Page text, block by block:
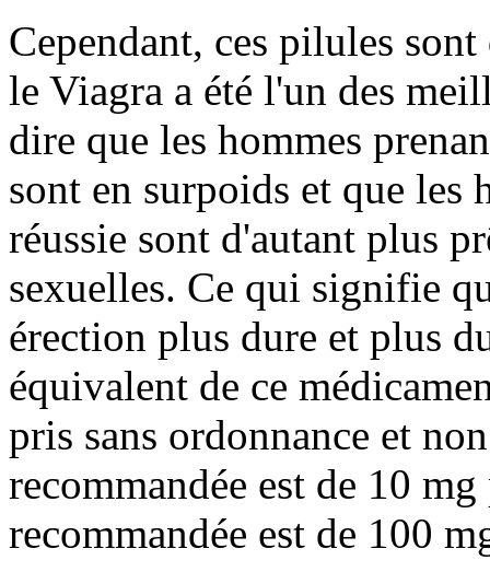
Cependant, ces pilules
le Viagra a été l'un des
dire que les hommes
sont en surpoids et que les
réussie sont d'autant plus
sexuelles. Ce qui signifie
érection plus dure et plus
équivalent de ce
pris sans ordonnance et
recommandée est de 10
recommandée est de 100